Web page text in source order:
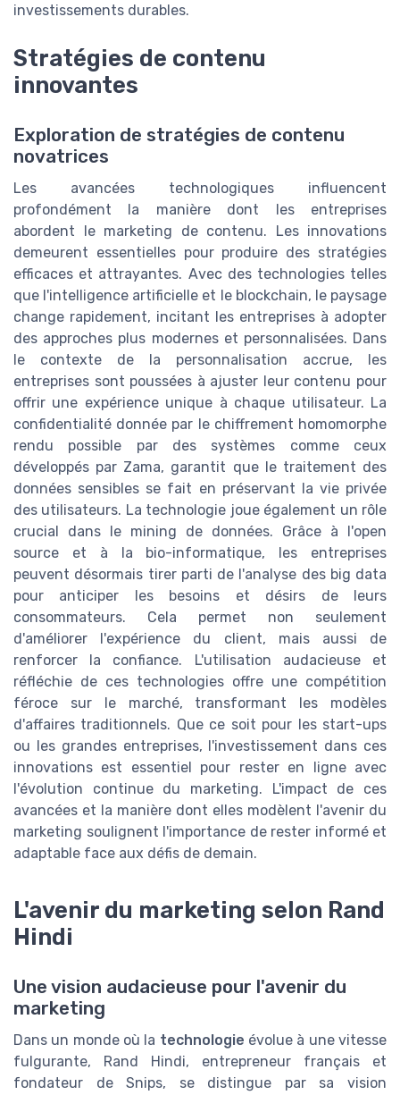
investissements durables.
Stratégies de contenu
innovantes
Exploration de stratégies de contenu
novatrices
Les avancées technologiques influencent
profondément la manière dont les entreprises
abordent le marketing de contenu. Les innovations
demeurent essentielles pour produire des stratégies
efficaces et attrayantes. Avec des technologies telles
que l'intelligence artificielle et le blockchain, le paysage
change rapidement, incitant les entreprises à adopter
des approches plus modernes et personnalisées. Dans
le contexte de la personnalisation accrue, les
entreprises sont poussées à ajuster leur contenu pour
offrir une expérience unique à chaque utilisateur. La
confidentialité donnée par le chiffrement homomorphe
rendu possible par des systèmes comme ceux
développés par Zama, garantit que le traitement des
données sensibles se fait en préservant la vie privée
des utilisateurs. La technologie joue également un rôle
crucial dans le mining de données. Grâce à l'open
source et à la bio-informatique, les entreprises
peuvent désormais tirer parti de l'analyse des big data
pour anticiper les besoins et désirs de leurs
consommateurs. Cela permet non seulement
d'améliorer l'expérience du client, mais aussi de
renforcer la confiance. L'utilisation audacieuse et
réfléchie de ces technologies offre une compétition
féroce sur le marché, transformant les modèles
d'affaires traditionnels. Que ce soit pour les start-ups
ou les grandes entreprises, l'investissement dans ces
innovations est essentiel pour rester en ligne avec
l'évolution continue du marketing. L'impact de ces
avancées et la manière dont elles modèlent l'avenir du
marketing soulignent l'importance de rester informé et
adaptable face aux défis de demain.
L'avenir du marketing selon Rand
Hindi
Une vision audacieuse pour l'avenir du
marketing
Dans un monde où la technologie évolue à une vitesse
fulgurante, Rand Hindi, entrepreneur français et
fondateur de Snips, se distingue par sa vision